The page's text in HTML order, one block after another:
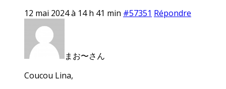
12 mai 2024 à 14 h 41 min #57351 Répondre
まお〜さん
Coucou Lina,